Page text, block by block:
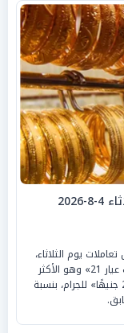
يوم الثلاثاء،
الموافق 4 أغسطس 2026؛ حيث سجل «جرام الذهب عيار 21» وهو الأكثر
مبيعًا وتداولًا في السوق المحلية ارتفاعًا بقيمة «25 جنيهًا» للجرام، بنسبة